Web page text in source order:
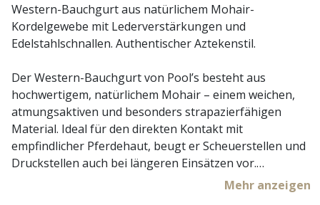
Western-Bauchgurt aus natürlichem Mohair-
Kordelgewebe mit Lederverstärkungen und
Edelstahlschnallen. Authentischer Aztekenstil.
Der Western-Bauchgurt von Pool’s besteht aus
hochwertigem, natürlichem Mohair – einem weichen,
atmungsaktiven und besonders strapazierfähigen
Material. Ideal für den direkten Kontakt mit
empfindlicher Pferdehaut, beugt er Scheuerstellen und
Druckstellen auch bei längeren Einsätzen vor.
Das Azteken-Design und die Lederdetails verleihen
Mehr anzeigen